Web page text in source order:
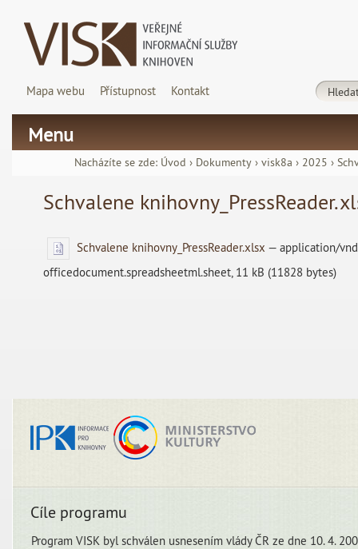
Mapa webu Přístupnost Kontakt
Menu
Nacházíte se zde: Úvod › Dokumenty › visk8a › 2025 ›
Schvalene
Schvalene knihovny_PressReader.xlsx — application/
officedocument.spreadsheetml.sheet, 11 kB (11828 bytes)
Cíle programu
Program VISK byl schválen usnesením vlády ČR ze dne 10. 4.